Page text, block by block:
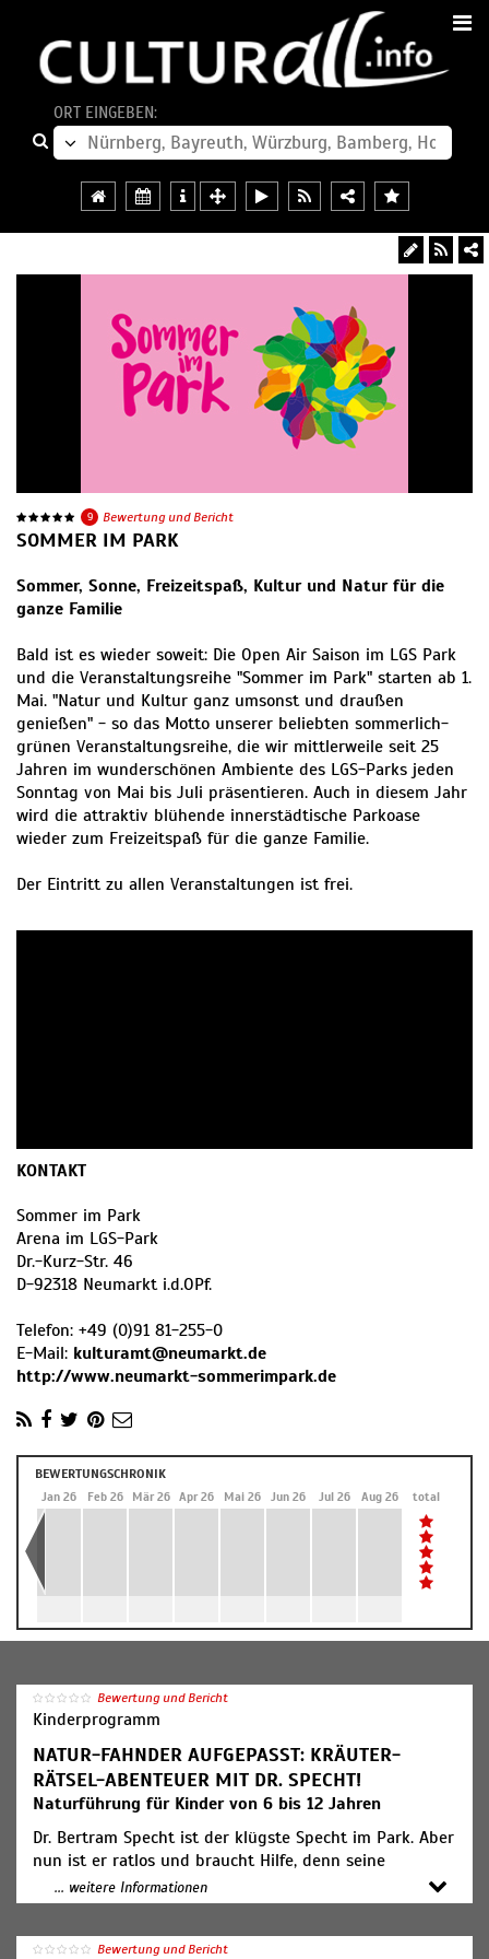
ORT EINGEBEN:
9 Bewertung und Bericht
SOMMER IM PARK
Sommer, Sonne, Freizeitspaß, Kultur und Natur für die
ganze Familie
Bald ist es wieder soweit: Die Open Air Saison im LGS Park
und die Veranstaltungsreihe "Sommer im Park" starten ab 1.
Mai. "Natur und Kultur ganz umsonst und draußen
genießen" - so das Motto unserer beliebten sommerlich-
grünen Veranstaltungsreihe, die wir mittlerweile seit 25
Jahren im wunderschönen Ambiente des LGS-Parks jeden
Sonntag von Mai bis Juli präsentieren. Auch in diesem Jahr
wird die attraktiv blühende innerstädtische Parkoase
wieder zum Freizeitspaß für die ganze Familie.
Der Eintritt zu allen Veranstaltungen ist frei.
KONTAKT
Sommer im Park
Arena im LGS-Park
Dr.-Kurz-Str. 46
D-92318 Neumarkt i.d.OPf.
Telefon: +49 (0)91 81-255-0
E-Mail: kulturamt@neumarkt.de
http://www.neumarkt-sommerimpark.de
BEWERTUNGSCHRONIK
Jan 26 Feb 26 Mär 26 Apr 26 Mai 26 Jun 26 Jul 26 Aug 26 total
Bewertung und Bericht
Kinderprogramm
NATUR-FAHNDER AUFGEPASST: KRÄUTER-
RÄTSEL-ABENTEUER MIT DR. SPECHT!
Naturführung für Kinder von 6 bis 12 Jahren
Dr. Bertram Specht ist der klügste Specht im Park. Aber
nun ist er ratlos und braucht Hilfe, denn seine
Schwester, Professorin Eleonore Specht, kommt zu
Besuch. Sie liebt Rätsel und hat einen geheimnisvollen
Frau Knoberanda, Peter Gunderchen und Baumbert?
... weitere Informationen
Bewertung und Bericht